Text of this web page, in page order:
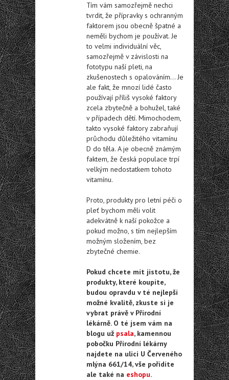
Tím vám samozřejmě nechci
tvrdit, že přípravky s ochranným
faktorem jsou obecně špatné a
neměli bychom je používat. Je
to velmi individuální věc,
samozřejmě v závislosti na
fototypu naší pleti, na
zkušenostech s opalováním… Je
ale fakt, že mnozí lidé často
používají příliš vysoké faktory
zcela zbytečně a bohužel, také
v případech dětí. Mimochodem,
takto vysoké faktory zabraňují
průchodu důležitého vitamínu
D do těla. A je obecně známým
faktem, že česká populace trpí
velkým nedostatkem tohoto
vitamínu.
Proto, produkty pro letní péči o
pleť bychom měli volit
adekvátně k naší pokožce a
pokud možno, s tím nejlepším
možným složením, bez
zbytečné chemie.
Pokud chcete mít jistotu, že
produkty, které koupíte,
budou opravdu v té nejlepší
možné kvalitě, zkuste si je
vybrat právě v Přírodní
lékárně. O té jsem vám na
blogu už psala, kamennou
pobočku Přírodní lékárny
najdete na ulici U Červeného
mlýna 661/14, vše pořídíte
ale také na eshopu.